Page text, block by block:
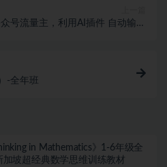
号流量主，利用AI插件 自动输出
-全年班
in Mathematics》1-6年级全
加坡超经典数学思维训练教材